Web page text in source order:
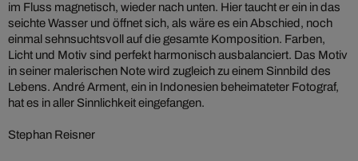
im Fluss magnetisch, wieder nach unten. Hier taucht er ein in das
seichte Wasser und öffnet sich, als wäre es ein Abschied, noch
einmal sehnsuchtsvoll auf die gesamte Komposition. Farben,
Licht und Motiv sind perfekt harmonisch ausbalanciert. Das Motiv
in seiner malerischen Note wird zugleich zu einem Sinnbild des
Lebens. André Arment, ein in Indonesien beheimateter Fotograf,
hat es in aller Sinnlichkeit eingefangen.
Stephan Reisner